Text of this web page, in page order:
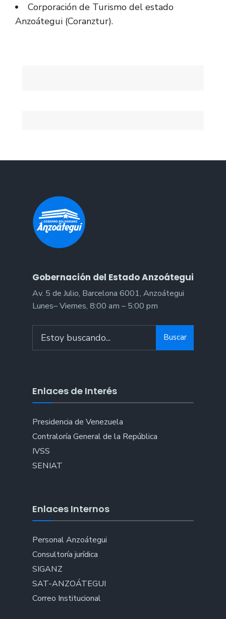
Corporación de Turismo del estado
Anzoátegui (Coranztur).
Gobernación del Estado Anzoátegui
Av. 5 de Julio, Barcelona 6001, Anzoátegui
Lunes– Viernes, 8:00 am – 5:00 pm
Buscar
Enlaces de Interés
Presidencia de Venezuela
Contraloría General de la República
IVSS
SENIAT
Enlaces Internos
Personal Anzoátegui
Consultoría jurídica
SIGANZ
SAT-ANZOÁTEGUI
Correo Institucional